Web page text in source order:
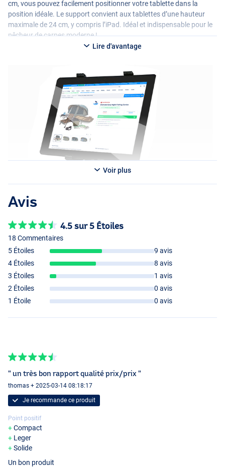
cm, vous pouvez facilement positionner votre tablette dans la
position idéale. Le support convient aux tablettes d’une hauteur
maximale de 24 cm, y compris l’iPad. Idéal et indispensable pour le
pêcheur de carpes moderne !
Lire d'avantage
Voir plus
Avis
4.5 sur 5 Étoiles
18 Commentaires
5 Étoiles
9 avis
4 Étoiles
8 avis
3 Étoiles
1 avis
2 Étoiles
0 avis
1 Étoile
0 avis
" un très bon rapport qualité prix/prix "
thomas + 2025-03-14 08:18:17
Je recommande ce produit
Point positif
Compact
Leger
Solide
Un bon produit